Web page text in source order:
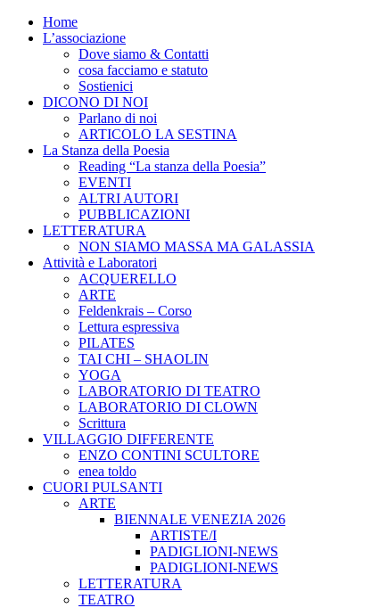
Home
L’associazione
Dove siamo & Contatti
cosa facciamo e statuto
Sostienici
DICONO DI NOI
Parlano di noi
ARTICOLO LA SESTINA
La Stanza della Poesia
Reading “La stanza della Poesia”
EVENTI
ALTRI AUTORI
PUBBLICAZIONI
LETTERATURA
NON SIAMO MASSA MA GALASSIA
Attività e Laboratori
ACQUERELLO
ARTE
Feldenkrais – Corso
Lettura espressiva
PILATES
TAI CHI – SHAOLIN
YOGA
LABORATORIO DI TEATRO
LABORATORIO DI CLOWN
Scrittura
VILLAGGIO DIFFERENTE
ENZO CONTINI SCULTORE
enea toldo
CUORI PULSANTI
ARTE
BIENNALE VENEZIA 2026
ARTISTE/I
PADIGLIONI-NEWS
PADIGLIONI-NEWS
LETTERATURA
TEATRO